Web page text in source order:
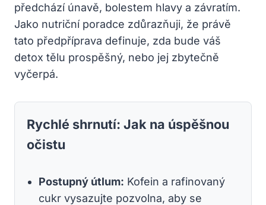
předchází únavě, bolestem hlavy a závratím.
Jako nutriční poradce zdůrazňuji, že právě
tato předpříprava definuje, zda bude váš
detox tělu prospěšný, nebo jej zbytečně
vyčerpá.
Rychlé shrnutí: Jak na úspěšnou
očistu
Postupný útlum: Kofein a rafinovaný
cukr vysazujte pozvolna, aby se